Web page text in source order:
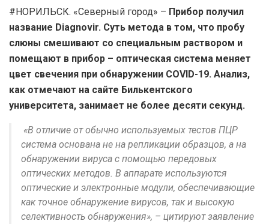
#НОРИЛЬСК. «Северный город» – Прибор получил
название Diagnovir. Суть метода в том, что пробу
слюны смешивают со специальным раствором и
помещают в прибор – оптическая система меняет
цвет свечения при обнаружении COVID-19. Анализ,
как отмечают на сайте Билькентского
университета, занимает не более десяти секунд.
«В отличие от обычно используемых тестов ПЦР
система основана не на репликации образцов, а на
обнаружении вируса с помощью передовых
оптических методов. В аппарате используются
оптические и электронные модули, обеспечивающие
как точное обнаружение вирусов, так и высокую
селективность обнаружения», – цитируют заявление